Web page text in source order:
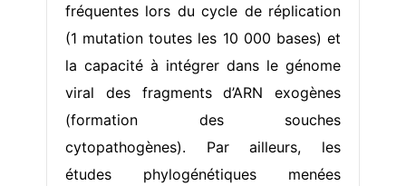
fréquentes lors du cycle de réplication
(1 mutation toutes les 10 000 bases) et
la capacité à intégrer dans le génome
viral des fragments d’ARN exogènes
(formation des souches
cytopathogènes). Par ailleurs, les
études phylogénétiques menées